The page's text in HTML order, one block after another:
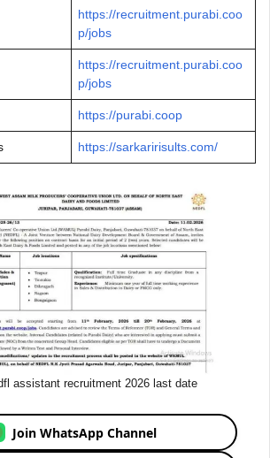
https://recruitment.purabi.coo
p/jobs
https://recruitment.purabi.coo
p/jobs
https://purabi.coop
https://sarkaririsults.com/
assistant recruitment 2026 last date
Join WhatsApp Channel